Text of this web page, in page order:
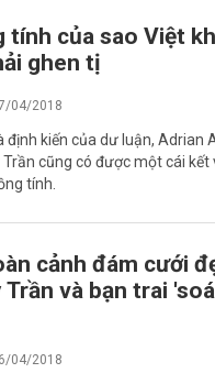
tính của sao Việt
ghen tị
04/2018
kiến của dư luận, Adrian
Trần cũng có được một cái kết
tính.
cảnh đám cưới
và bạn trai
04/2018